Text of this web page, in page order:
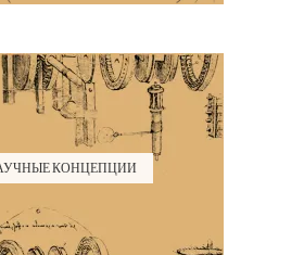
КОНЦЕПЦИИ